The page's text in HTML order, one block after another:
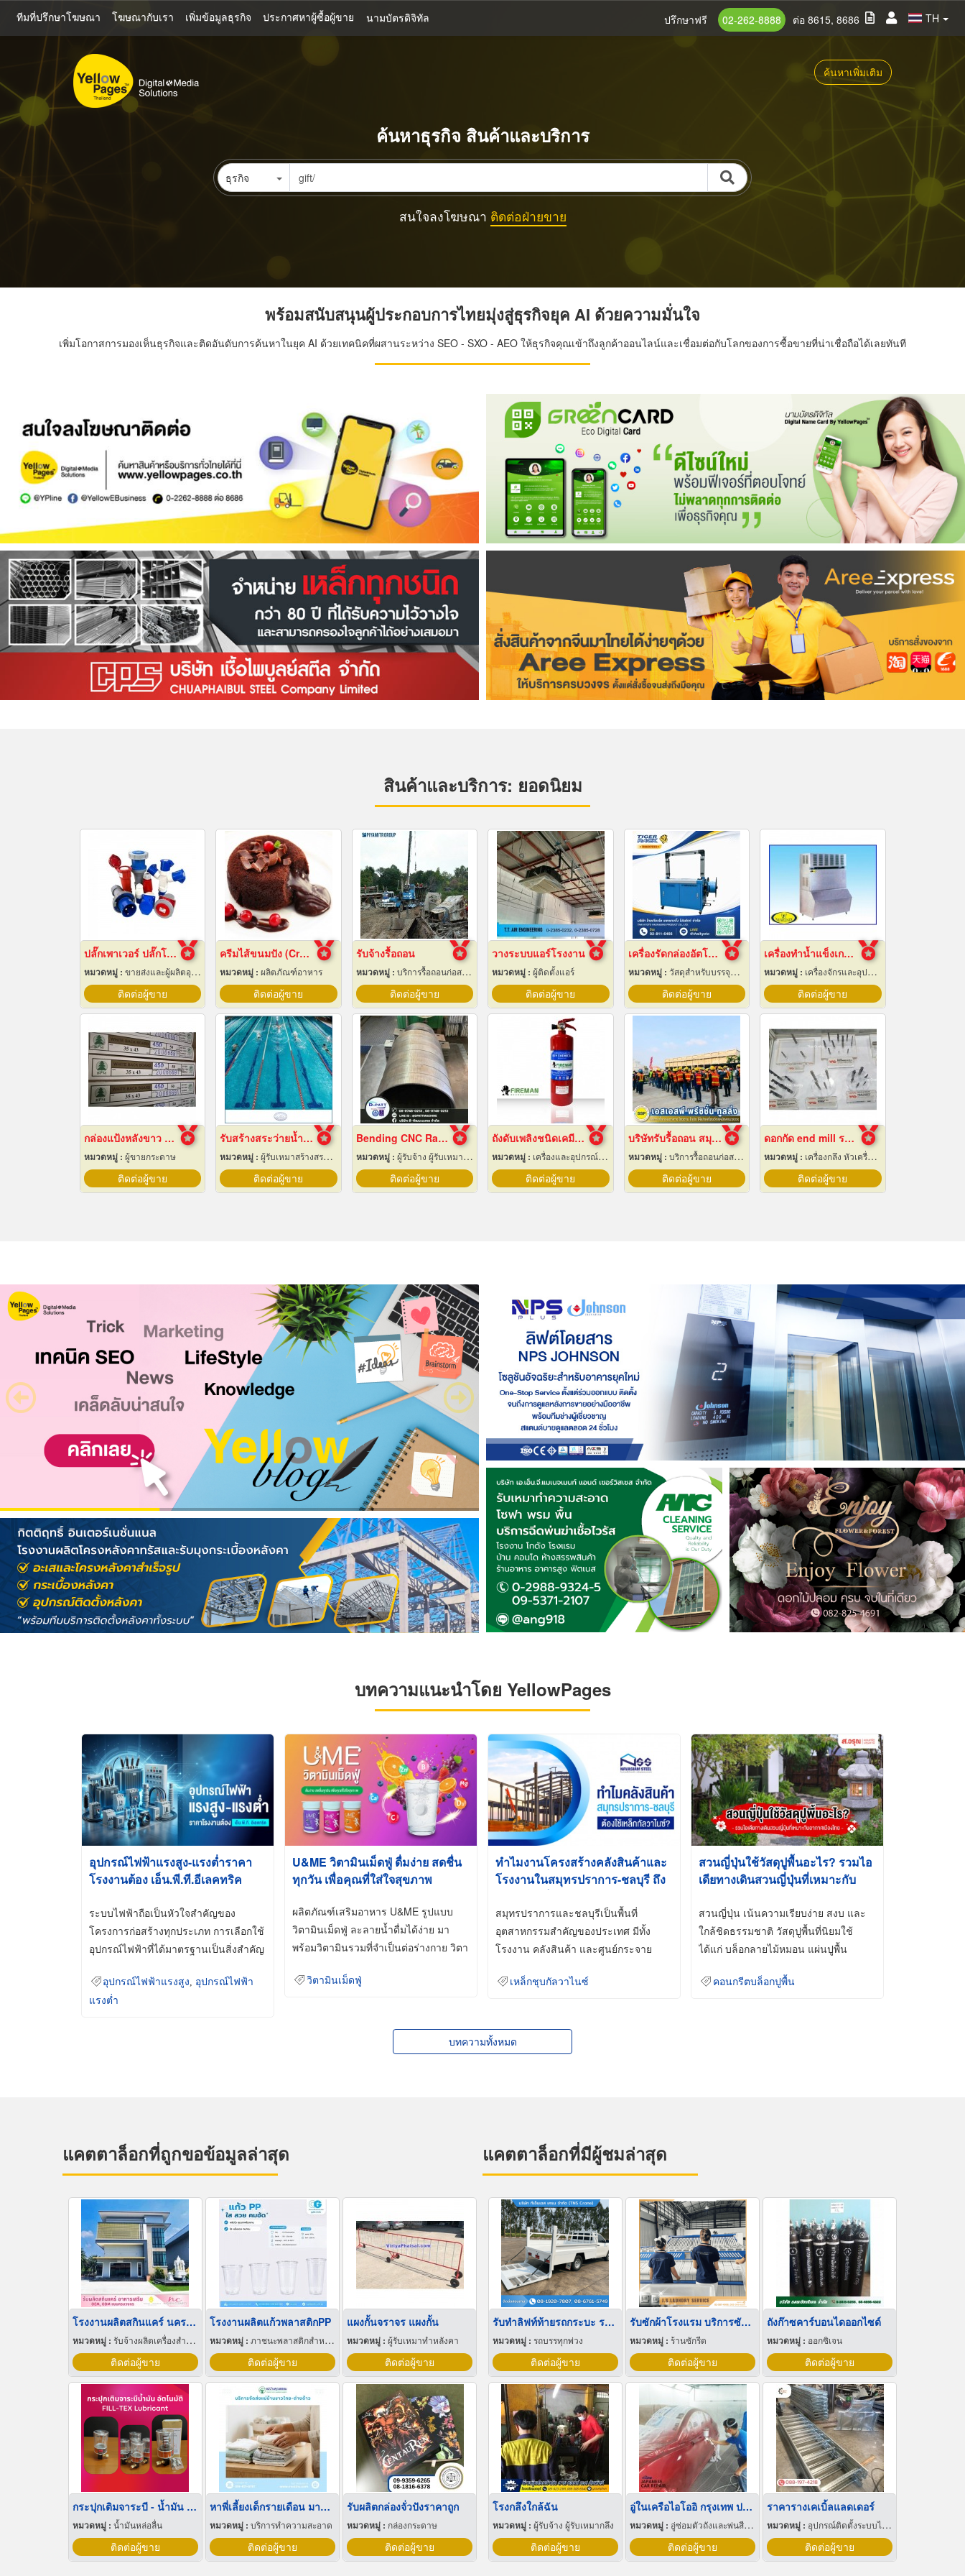
หลัก
ทีมที่ปรึกษาโฆษณา โฆษณากับเรา เพิ่มข้อมูลธุรกิจ ประกาศหาผู้ซื้อผู้ขาย นามบัตรดิจิทัล TH
ปรึกษาฟรี 02-262-8888 ต่อ 8615, 8686
ค้นหาเพิ่มเติม
ค้นหาธุรกิจ สินค้าและบริการ
ธุรกิจ
สนใจลงโฆษณา ติดต่อฝ่ายขาย
พร้อมสนับสนุนผู้ประกอบการไทยมุ่งสู่ธุรกิจยุค AI ด้วยความมั่นใจ
เพิ่มโอกาสการมองเห็นธุรกิจและติดอันดับการค้นหาในยุค AI ด้วยเทคนิคที่ผสานระหว่าง SEO - SXO - AEO ให้ธุรกิจคุณเข้าถึงลูกค้าออนไลน์และเชื่อมต่อกับโลกของการซื้อขายที่น่าเชื่อถือได้เลยทันที
สินค้าและบริการ: ยอดนิยม
ปลั๊กเพาเวอร์ ปลั๊กโรงงาน ปลั๊กอุตสาหกรรม พัทยา ชลบุรี
หมวดหมู่ : ขายส่งและผู้ผลิตอุปกรณ์เครื่องใช้ไฟฟ้า
ติดต่อผู้ขาย
ครีมไส้ขนมปัง (Cream fillings for bread)
หมวดหมู่ : ผลิตภัณฑ์อาหาร
ติดต่อผู้ขาย
รับจ้างรื้อถอน
หมวดหมู่ : บริการรื้อถอนก่อสร้าง
ติดต่อผู้ขาย
วางระบบแอร์โรงงาน
หมวดหมู่ : ผู้ติดตั้งแอร์
ติดต่อผู้ขาย
เครื่องรัดกล่องอัตโนมัติ
หมวดหมู่ : วัสดุสำหรับบรรจุหีบห่อเครื่องจักรกล
ติดต่อผู้ขาย
เครื่องทำน้ำแข็งเกล็ดกรอบ เชียงใหม่
หมวดหมู่ : เครื่องจักรและอุปกรณ์ผลิตน้ำแข็ง
ติดต่อผู้ขาย
กล่องแป้งหลังขาว บางเลนเกรดA(BL-Aหลังขาว)
หมวดหมู่ : ผู้ขายกระดาษ
ติดต่อผู้ขาย
รับสร้างสระว่ายน้ำ ราคาถูก
หมวดหมู่ : ผู้รับเหมาสร้างสระว่ายน้ำ
ติดต่อผู้ขาย
Bending CNC Rayong
หมวดหมู่ : ผู้รับจ้าง ผู้รับเหมากลึง
ติดต่อผู้ขาย
ถังดับเพลิงชนิดเคมีแห้ง สำหรับติดรถยนต์
หมวดหมู่ : เครื่องและอุปกรณ์ดับเพลิง
ติดต่อผู้ขาย
บริษัทรับรื้อถอน สมุทรปราการ
หมวดหมู่ : บริการรื้อถอนก่อสร้าง
ติดต่อผู้ขาย
ดอกกัด end mill ราคาส่ง
หมวดหมู่ : เครื่องกลึง หัวเครื่องและอุปกรณ์
ติดต่อผู้ขาย
บทความแนะนำโดย YellowPages
อุปกรณ์ไฟฟ้าแรงสูง-แรงต่ำราคา
โรงงานต้อง เอ็น.พี.ที.อีเลคทริค
ระบบไฟฟ้าถือเป็นหัวใจสำคัญของ
โครงการก่อสร้างทุกประเภท การเลือกใช้
อุปกรณ์ไฟฟ้าที่ได้มาตรฐานเป็นสิ่งสำคัญ
อุปกรณ์ไฟฟ้าแรงสูง
อุปกรณ์ไฟฟ้า
แรงต่ำ
U&ME วิตามินเม็ดฟู่ ดื่มง่าย สดชื่น
ทุกวัน เพื่อคุณที่ใส่ใจสุขภาพ
ผลิตภัณฑ์เสริมอาหาร U&ME รูปแบบ
วิตามินเม็ดฟู่ ละลายน้ำดื่มได้ง่าย มา
พร้อมวิตามินรวมที่จำเป็นต่อร่างกาย วิตา
วิตามินเม็ดฟู่
ทำไมงานโครงสร้างคลังสินค้าและ
โรงงานในสมุทรปราการ-ชลบุรี ถึง
Galvanized)
สมุทรปราการและชลบุรีเป็นพื้นที่
อุตสาหกรรมสำคัญของประเทศ มีทั้ง
โรงงาน คลังสินค้า และศูนย์กระจาย
เหล็กชุบกัลวาไนซ์
สวนญี่ปุ่นใช้วัสดุปูพื้นอะไร? รวมไอ
เดียทางเดินสวนญี่ปุ่นที่เหมาะกับ
สวนญี่ปุ่น เน้นความเรียบง่าย สงบ และ
ใกล้ชิดธรรมชาติ วัสดุปูพื้นที่นิยมใช้
ได้แก่ บล็อกลายไม้หมอน แผ่นปูพื้น
คอนกรีตบล็อกปูพื้น
บทความทั้งหมด
แคตตาล็อกที่ถูกขอข้อมูลล่าสุด
โรงงานผลิตสกินแคร์ นครปฐม
หมวดหมู่ : รับจ้างผลิตเครื่องสำอาง
ติดต่อผู้ขาย
โรงงานผลิตแก้วพลาสติกPP
หมวดหมู่ : ภาชนะพลาสติกสำหรับบรรจุ
ติดต่อผู้ขาย
แผงกั้นจราจร แผงกั้น
หมวดหมู่ :ผู้รับเหมาทำหลังคา
ติดต่อผู้ขาย
กระปุกเติมจาระบี - น้ำมัน อัตโนมัติ
หมวดหมู่ : น้ำมันหล่อลื่น
ติดต่อผู้ขาย
หาพี่เลี้ยงเด็กรายเดือน มารยาทดี
หมวดหมู่ : บริการทำความสะอาด
ติดต่อผู้ขาย
รับผลิตกล่องจั่วปังราคาถูก
หมวดหมู่ : กล่องกระดาษ
ติดต่อผู้ขาย
แคตตาล็อกที่มีผู้ชมล่าสุด
รับทำลิฟท์ท้ายรถกระบะ ราคาถูก
หมวดหมู่ : รถบรรทุกพ่วง
ติดต่อผู้ขาย
รับซักผ้าโรงแรม บริการซัก อบ รีด
หมวดหมู่ : ร้านซักรีด
ติดต่อผู้ขาย
ถังก๊าซคาร์บอนไดออกไซด์
หมวดหมู่ : ออกซิเจน
ติดต่อผู้ขาย
โรงกลึงใกล้ฉัน
หมวดหมู่ : ผู้รับจ้าง ผู้รับเหมากลึง
ติดต่อผู้ขาย
อู่ในเครือไอโออิ กรุงเทพ ประกันภัย
หมวดหมู่ : อู่ซ่อมตัวถังและพ่นสีรถยนต์
ติดต่อผู้ขาย
ราคารางเคเบิ้ลแลดเดอร์
หมวดหมู่ : อุปกรณ์ติดตั้งระบบไฟฟ้า
ติดต่อผู้ขาย